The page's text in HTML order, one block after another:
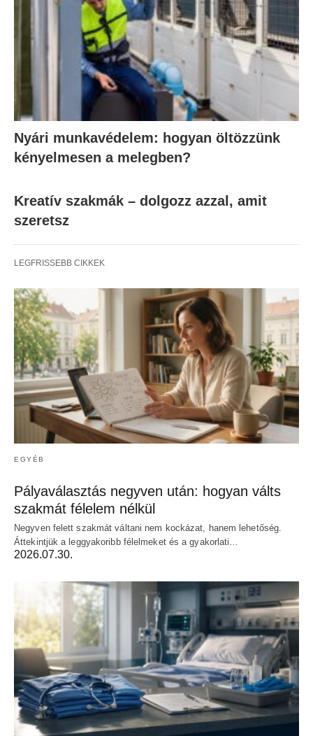
Nyári munkavédelem: hogyan öltözzünk
kényelmesen a melegben?
Kreatív szakmák – dolgozz azzal, amit
szeretsz
LEGFRISSEBB CIKKEK
EGYÉB
Pályaválasztás negyven után: hogyan válts
szakmát félelem nélkül
Negyven felett szakmát váltani nem kockázat, hanem lehetőség.
Áttekintjük a leggyakoribb félelmeket és a gyakorlati…
2026.07.30.